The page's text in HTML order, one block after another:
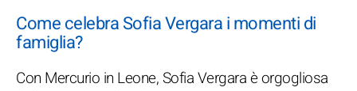
Come celebra Sofia Vergara i momenti di
famiglia?
Con Mercurio in Leone, Sofia Vergara è orgogliosa